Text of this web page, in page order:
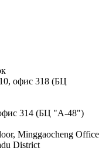
офис 318 (БЦ
314 (БЦ "А-48")
Minggaocheng Office
District